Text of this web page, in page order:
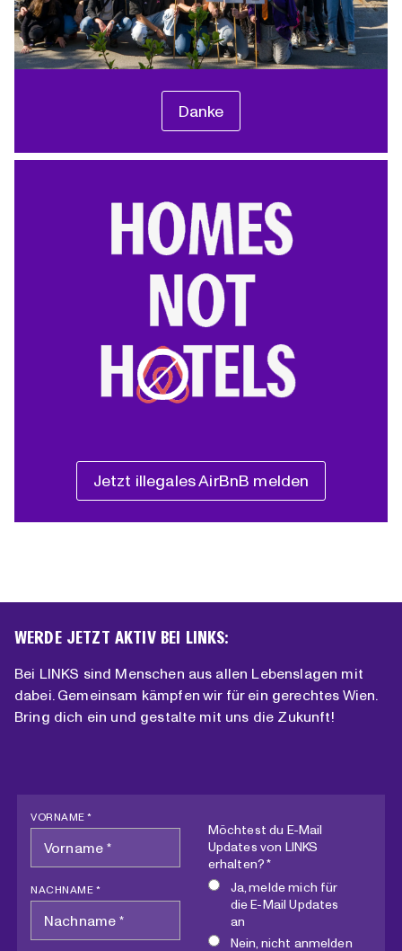
Danke
Jetzt illegales AirBnB melden
WERDE JETZT AKTIV BEI LINKS:
Bei LINKS sind Menschen aus allen Lebenslagen mit
dabei. Gemeinsam kämpfen wir für ein gerechtes Wien.
Bring dich ein und gestalte mit uns die Zukunft!
VORNAME *
NACHNAME *
Möchtest du E-Mail
Updates von LINKS
erhalten? *
Ja, melde mich für
die E-Mail Updates
an
Nein, nicht anmelden